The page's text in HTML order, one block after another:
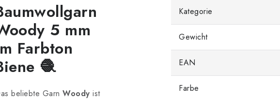
5 mm
Farbton
🧶
beliebte Garn Woody ist
Kategorie
Gewicht
EAN
Farbe